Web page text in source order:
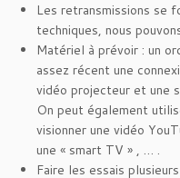
Les retransmissions se
techniques, nous
Matériel à prévoir : un
assez récent une
vidéo projecteur et une
On peut également
visionner une vidéo
une « smart TV » , … .
Faire les essais